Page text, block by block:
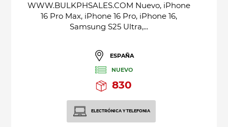
WWW.BULKPHSALES.COM Nuevo, iPhone
16 Pro Max, iPhone 16 Pro, iPhone 16,
Samsung S25 Ultra,...
ESPAÑA
NUEVO
830
ELECTRÓNICA Y TELEFONIA